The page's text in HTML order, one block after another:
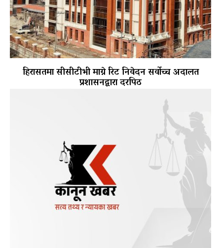
हिरासतमा सीसीटीभी माग्ने रिट निवेदन सर्वोच्च अदालत
प्रशासनद्वारा दरपिठ